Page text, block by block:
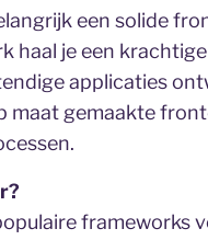
een solide
haal je een
applicaties
maat gemaakte